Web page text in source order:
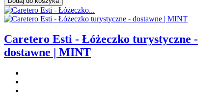
Caretero Esti - Łóżeczko turystyczne -
dostawne | MINT